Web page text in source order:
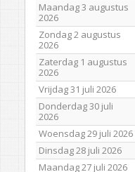
Maandag 3 augustus
2026
Zondag 2 augustus
2026
Zaterdag 1 augustus
2026
Vrijdag 31 juli 2026
Donderdag 30 juli
2026
Woensdag 29 juli 2026
Dinsdag 28 juli 2026
Maandag 27 juli 2026